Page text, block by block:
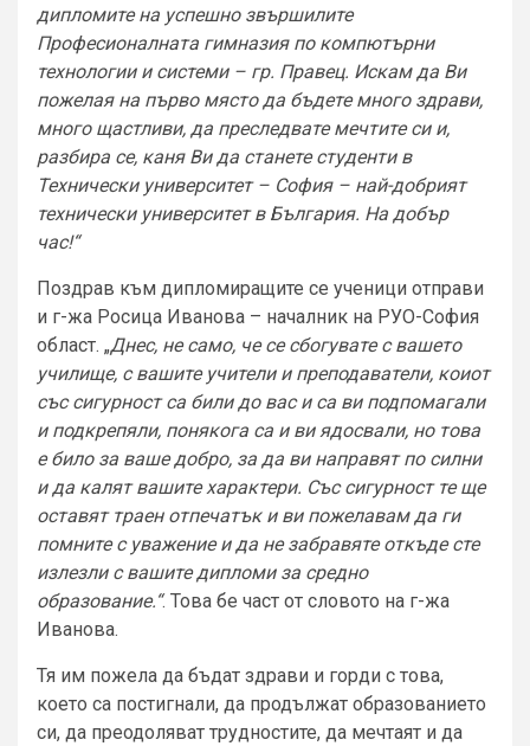
дипломите на успешно звършилите
Професионалната гимназия по компютърни
технологии и системи – гр. Правец. Искам да Ви
пожелая на първо място да бъдете много здрави,
много щастливи, да преследвате мечтите си и,
разбира се, каня Ви да станете студенти в
Технически университет – София – най-добрият
технически университет в България. На добър
час!“
Поздрав към дипломиращите се ученици отправи
и г-жа Росица Иванова – началник на РУО-София
област. „Днес, не само, че се сбогувате с вашето
училище, с вашите учители и преподаватели, коиот
със сигурност са били до вас и са ви подпомагали
и подкрепяли, понякога са и ви ядосвали, но това
е било за ваше добро, за да ви направят по силни
и да калят вашите характери. Със сигурност те ще
оставят траен отпечатък и ви пожелавам да ги
помните с уважение и да не забравяте откъде сте
излезли с вашите дипломи за средно
образование.“. Това бе част от словото на г-жа
Иванова.
Тя им пожела да бъдат здрави и горди с това,
което са постигнали, да продължат образованието
си, да преодоляват трудностите, да мечтаят и да